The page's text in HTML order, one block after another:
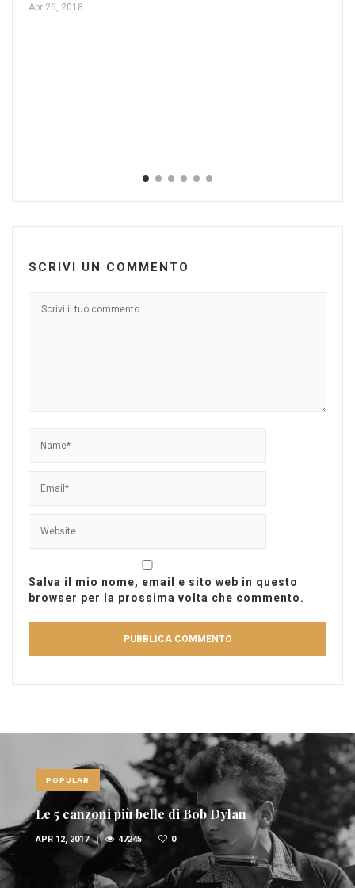
Apr 26, 2018
SCRIVI UN COMMENTO
Salva il mio nome, email e sito web in questo
browser per la prossima volta che commento.
POPULAR
Le 5 canzoni più belle di Bob Dylan
APR 12, 2017 47245 0